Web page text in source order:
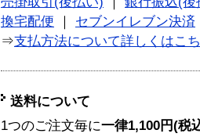
換宅配便
セブンイレブン決済
⇒支払方法について詳しくはこ
送料について
1つのご注文毎に一律1,100円(税